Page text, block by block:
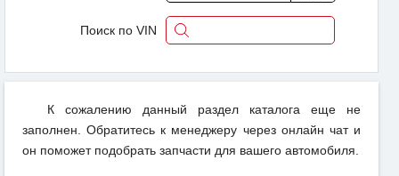
Поиск по VIN
К сожалению данный раздел каталога еще не
заполнен. Обратитесь к менеджеру через онлайн чат и
он поможет подобрать запчасти для вашего автомобиля.